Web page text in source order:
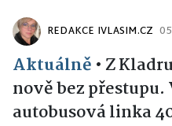
REDAKCE IVLASIM.CZ
Aktuálně • Z
nově bez
autobusová linka